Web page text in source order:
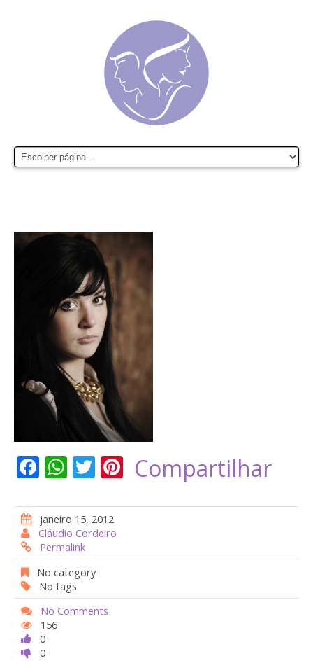
F
e
b
o
o
k
W
at
s
A
p
p
T
itt
er
Pi
er
st
Compartilhar
janeiro 15, 2012
Cláudio Cordeiro
Permalink
No category
No tags
No Comments
156
0
0